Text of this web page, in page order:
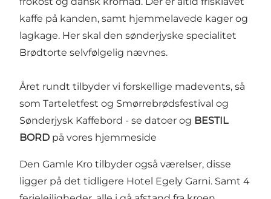
kaffe på kanden, samt hjemmelavede kager og
lagkage. Her skal den sønderjyske specialitet
Brødtorte selvfølgelig nævnes.
Året rundt tilbyder vi forskellige madevents, så
som Tarteletfest og Smørrebrødsfestival og
Sønderjysk Kaffebord - se datoer og BESTIL
BORD på vores hjemmeside
Den Gamle Kro tilbyder også værelser, disse
ligger på det tidligere Hotel Egely Garni. Samt 4